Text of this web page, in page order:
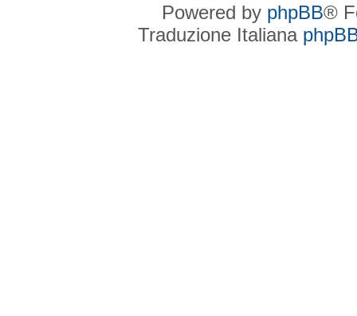
Powered by phpBB®
Traduzione Italiana